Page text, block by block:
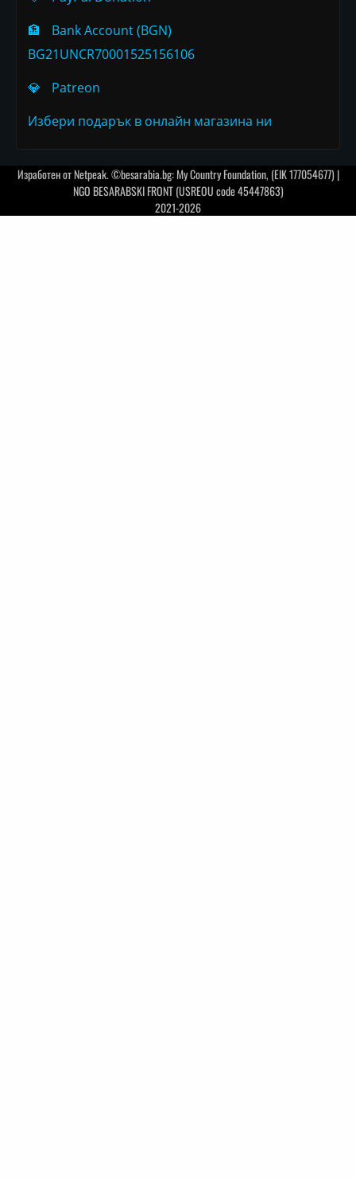
🏦
Bank Account (BGN)
BG21UNCR70001525156106
💎
Patreon
Избери подарък в онлайн магазина ни
Изработен отNetpeak. ©besarabia.bg: My Country Foundation, (EIK 177054677) |
NGO BESARABSKI FRONT (USREOU code 45447863)
2021-2026